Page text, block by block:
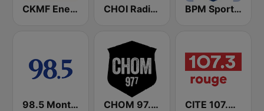
CKMF Energie Montréal 94.3 FM CHOI Radio X 98.1 FM BPM Sports 91.9 FM
98.5 Montréal CHOM 97.7 FM CITE 107.3 Rouge FM